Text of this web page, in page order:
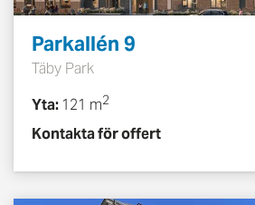
Parkallén 9
Täby Park
Yta:121 m2
Kontakta för offert